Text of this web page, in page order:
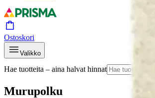
Ostoskori
Valikko
Hae tuotteita – aina halvat hinnat
Murupolku